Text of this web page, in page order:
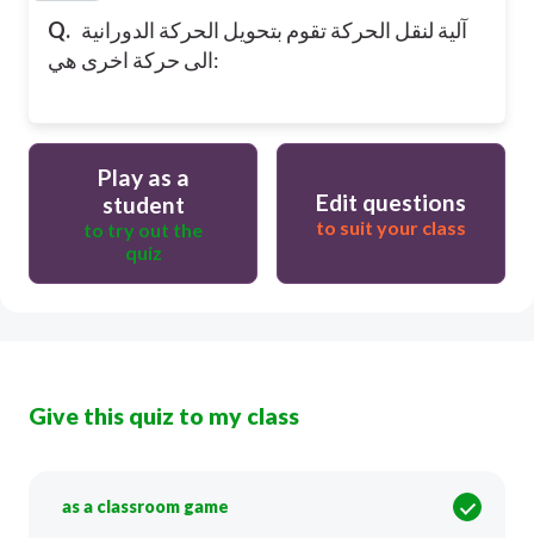
Q. آلية لنقل الحركة تقوم بتحويل الحركة الدورانية
الى حركة اخرى هي:
Play as a
student
to try out the
quiz
Edit questions
to suit your class
Give this quiz to my class
as a classroom game